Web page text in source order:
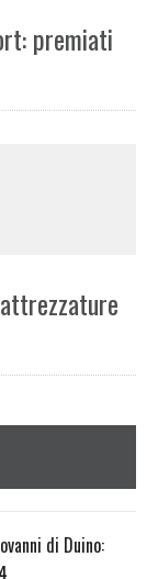
premiati
di Duino: